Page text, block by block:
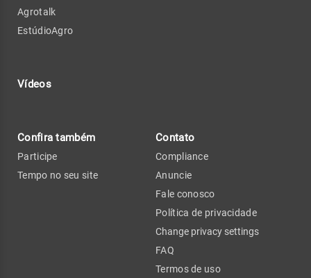
Agrotalk
EstúdioAgro
Vídeos
Confira também
Participe
Tempo no seu site
Contato
Compliance
Anuncie
Fale conosco
Política de privacidade
Change privacy settings
FAQ
Termos de uso